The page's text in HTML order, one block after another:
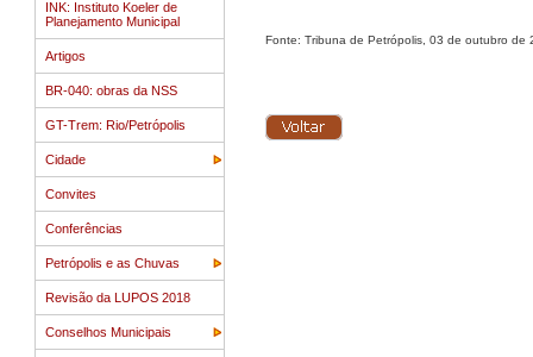
INK: Instituto Koeler de
Planejamento Municipal
Artigos
BR-040: obras da NSS
GT-Trem: Rio/Petrópolis
Cidade
Convites
Conferências
Petrópolis e as Chuvas
Revisão da LUPOS 2018
Conselhos Municipais
Fonte: Tribuna de Petrópolis, 03 de outubro de